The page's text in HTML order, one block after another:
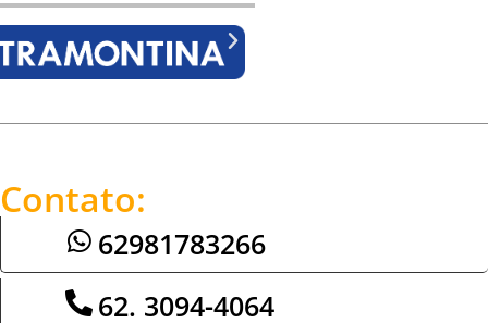
Contato:
62981783266
62. 3094-4064